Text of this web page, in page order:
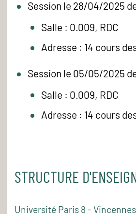
Session le 28/04/2025
Salle : 0.009, RDC
Adresse : 14 cours
Session le 05/05/2025
Salle : 0.009, RDC
Adresse : 14 cours
STRUCTURE
Université Paris 8 -